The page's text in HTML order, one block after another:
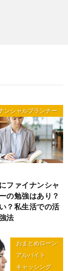
ンシャルプランナー
ファイナンシャ
の勉強はあり？
？私生活での活
法
おまとめローン
アルバイト
キャッシング